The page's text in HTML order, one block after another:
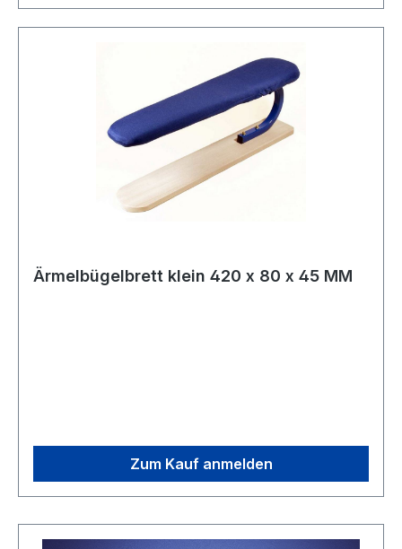
Ärmelbügelbrett klein 420 x 80 x 45 MM
Zum Kauf anmelden